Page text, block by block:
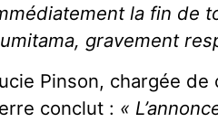
la fin de
gravement
Pinson, chargée
conclut : «